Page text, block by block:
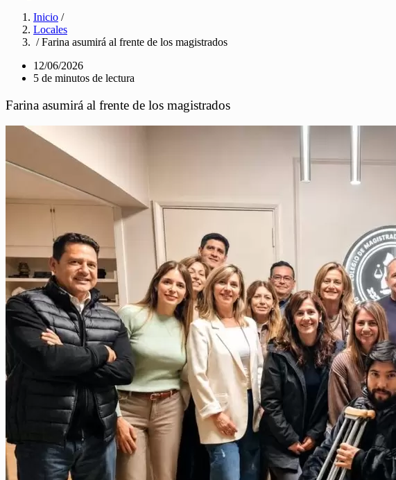
Inicio /
Locales
/ Farina asumirá al frente de los magistrados
12/06/2026
5 de minutos de lectura
Farina asumirá al frente de los magistrados